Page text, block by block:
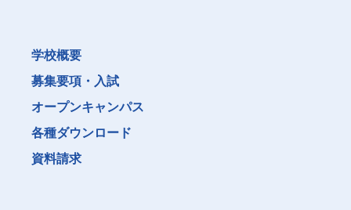
学校概要
募集要項・入試
オープンキャンパス
各種ダウンロード
資料請求